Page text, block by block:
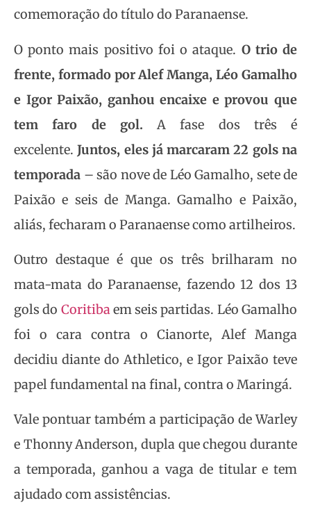
comemoração do título do Paranaense.
O ponto mais positivo foi o ataque. O trio de
frente, formado por Alef Manga, Léo Gamalho
e Igor Paixão, ganhou encaixe e provou que
tem faro de gol. A fase dos três é
excelente.Juntos, eles já marcaram 22 gols na
temporada – são nove de Léo Gamalho, sete de
Paixão e seis de Manga. Gamalho e Paixão,
aliás, fecharam o Paranaense como artilheiros.
Outro destaque é que os três brilharam no
mata-mata do Paranaense, fazendo 12 dos 13
gols do Coritibaem seis partidas. Léo Gamalho
foi o cara contra o Cianorte, Alef Manga
decidiu diante do Athletico, e Igor Paixão teve
papel fundamental na final, contra o Maringá.
Vale pontuar também a participação de Warley
e Thonny Anderson, dupla que chegou durante
a temporada, ganhou a vaga de titular e tem
ajudado com assistências.